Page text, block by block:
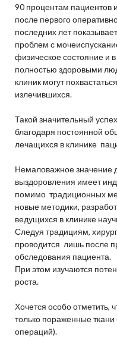
90 процентам пациентов
после первого
последних лет
проблем с
физическое состояние и
полностью здоровыми
клиник могут
излечившихся.
Такой значительный
благодаря постоянной
лечащихся в клинике
Немаловажное значение
выздоровления имеет
помимо традиционных
новые методики,
ведущихся в клинике
Следуя традициям,
проводится лишь после
обследования пациента.
При этом изучаются
роста.
Хочется особо отметить,
только пораженные
операций).